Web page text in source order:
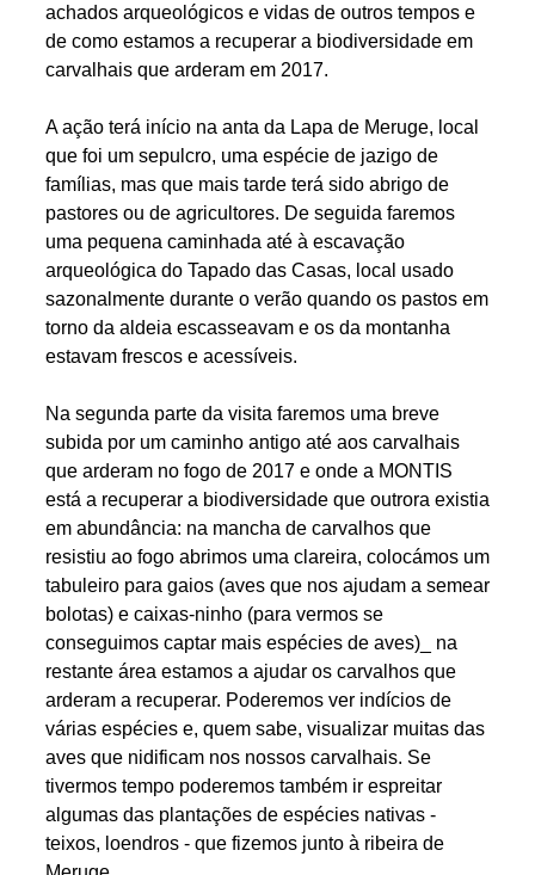
achados arqueológicos e vidas de outros tempos e
de como estamos a recuperar a biodiversidade em
carvalhais que arderam em 2017.
A ação terá início na anta da Lapa de Meruge, local
que foi um sepulcro, uma espécie de jazigo de
famílias, mas que mais tarde terá sido abrigo de
pastores ou de agricultores. De seguida faremos
uma pequena caminhada até à escavação
arqueológica do Tapado das Casas, local usado
sazonalmente durante o verão quando os pastos em
torno da aldeia escasseavam e os da montanha
estavam frescos e acessíveis.
Na segunda parte da visita faremos uma breve
subida por um caminho antigo até aos carvalhais
que arderam no fogo de 2017 e onde a MONTIS
está a recuperar a biodiversidade que outrora existia
em abundância: na mancha de carvalhos que
resistiu ao fogo abrimos uma clareira, colocámos um
tabuleiro para gaios (aves que nos ajudam a semear
bolotas) e caixas-ninho (para vermos se
conseguimos captar mais espécies de aves)_ na
restante área estamos a ajudar os carvalhos que
arderam a recuperar. Poderemos ver indícios de
várias espécies e, quem sabe, visualizar muitas das
aves que nidificam nos nossos carvalhais. Se
tivermos tempo poderemos também ir espreitar
algumas das plantações de espécies nativas -
teixos, loendros - que fizemos junto à ribeira de